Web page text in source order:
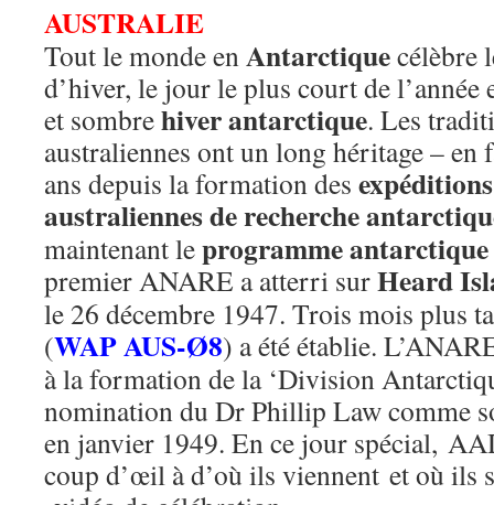
AUSTRALIE
Tout le monde enAntarctiquecélèbre
d’hiver, le jour le plus court de
et sombrehiver antarctique. Les
australiennes ont un long héritage – en
ans depuis la formation des
australiennes de recherche
maintenant leprogramme
premier ANARE a atterri surHeard
le 26 décembre 1947. Trois mois plus
(WAP AUS-Ø8) a été établie.
à la formation de la ‘Division
nomination du Dr Phillip Law comme
en janvier 1949. En ce jour spécial,
coup d’œil à d’où ils viennent et où ils